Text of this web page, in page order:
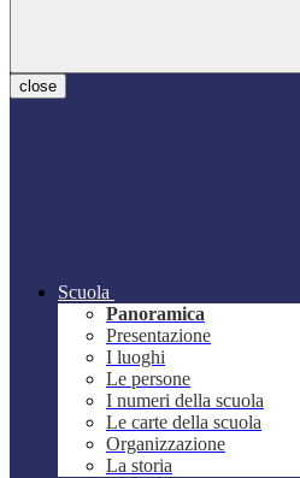
close
Scuola
Panoramica
Presentazione
I luoghi
Le persone
I numeri della scuola
Le carte della scuola
Organizzazione
La storia